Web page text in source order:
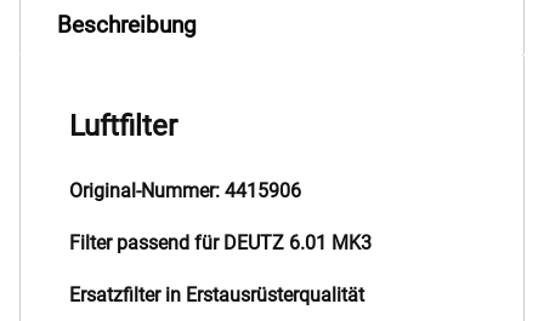
Beschreibung
Luftfilter
Original-Nummer: 4415906
Filter passend für DEUTZ 6.01 MK3
Ersatzfilter in Erstausrüsterqualität